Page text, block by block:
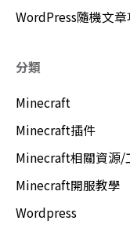
WordPress隨機文
分類
Minecraft
Minecraft插件
Minecraft相關資源/
Minecraft開服教學
Wordpress